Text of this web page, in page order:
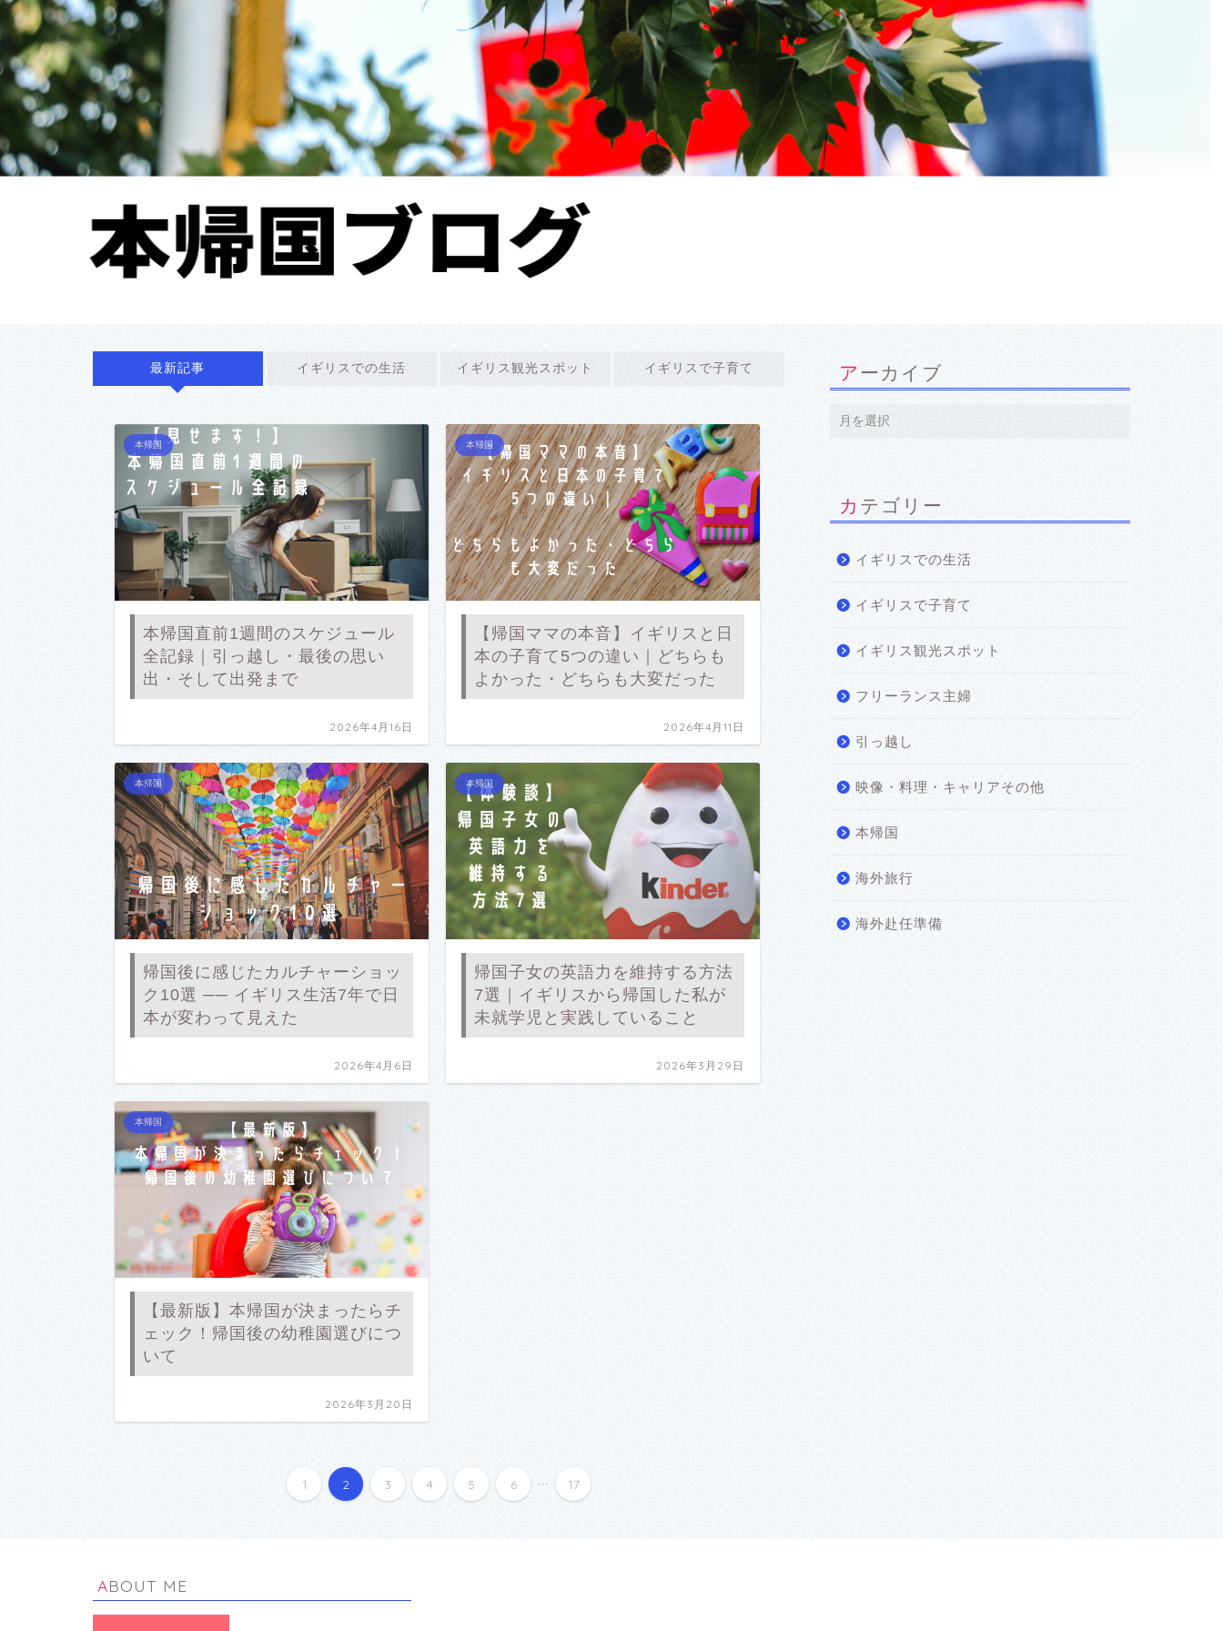
最新記事 イギリスでの生活 イギリス観光スポット イギリスで子育て
本帰国
本帰国直前1週間のスケジュール
全記録｜引っ越し・最後の思い
出・そして出発まで
2026年4月16日
本帰国
【帰国ママの本音】イギリスと日
本の子育て5つの違い｜どちらも
よかった・どちらも大変だった
2026年4月11日
本帰国
帰国後に感じたカルチャーショッ
ク10選 ── イギリス生活7年で日
本が変わって見えた
2026年4月6日
本帰国
帰国子女の英語力を維持する方法
7選｜イギリスから帰国した私が
未就学児と実践していること
2026年3月29日
本帰国
【最新版】本帰国が決まったらチ
ェック！帰国後の幼稚園選びにつ
いて
2026年3月20日
1 2 3 4 5 6 ... 17
海外経験を活かせる在宅仕事5選
｜駐在ママが実際に試したこと・
調べたこと
イギリスでの生活
アーカイブ
カテゴリー
イギリスでの生活
イギリスで子育て
イギリス観光スポット
フリーランス主婦
引っ越し
映像・料理・キャリアその他
本帰国
海外旅行
海外赴任準備
ABOUT ME